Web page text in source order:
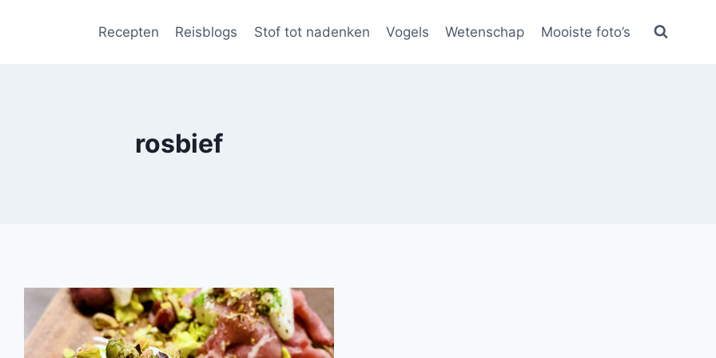
Recepten Reisblogs Stof tot nadenken Vogels Wetenschap Mooiste foto’s
rosbief